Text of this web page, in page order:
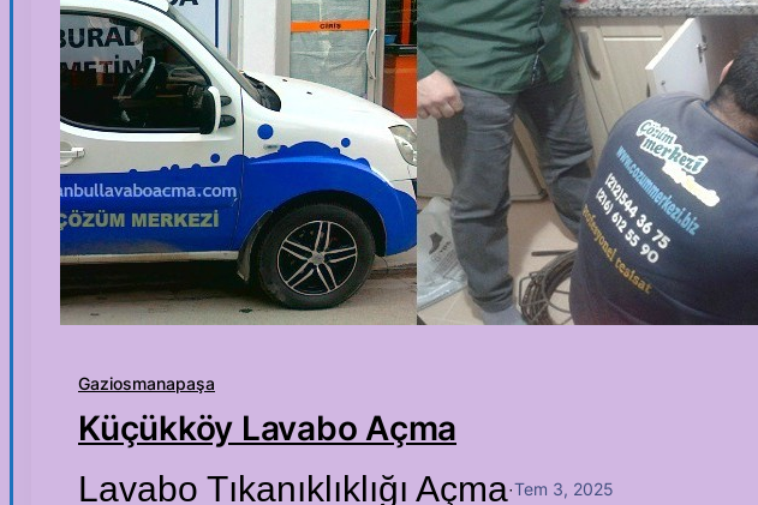
Gaziosmanapaşa
Küçükköy Lavabo Açma
Lavabo Tıkanıklıklığı Açma·Tem 3, 2025